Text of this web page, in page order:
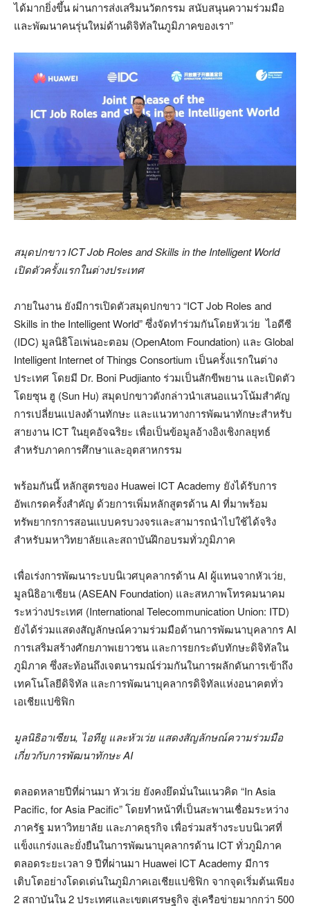
ได้มากยิ่งขึ้น ผ่านการส่งเสริมนวัตกรรม สนับสนุนความร่วมมือ
และพัฒนาคนรุ่นใหม่ด้านดิจิทัลในภูมิภาคของเรา”
สมุดปกขาวICT Job Roles and Skills in the Intelligent World
เปิดตัวครั้งแรกในต่างประเทศ
ภายในงาน ยังมีการเปิดตัวสมุดปกขาว “ICT Job Roles and
Skills in the Intelligent World” ซึ่งจัดทำร่วมกันโดยหัวเว่ย ไอดีซี
(IDC) มูลนิธิโอเพ่นอะตอม (OpenAtom Foundation) และ Global
Intelligent Internet of Things Consortium เป็นครั้งแรกในต่าง
ประเทศ โดยมี Dr. Boni Pudjianto ร่วมเป็นสักขีพยาน และเปิดตัว
โดยซุน ฮู (Sun Hu) สมุดปกขาวดังกล่าวนำเสนอแนวโน้มสำคัญ
การเปลี่ยนแปลงด้านทักษะ และแนวทางการพัฒนาทักษะสำหรับ
สายงาน ICT ในยุคอัจฉริยะ เพื่อเป็นข้อมูลอ้างอิงเชิงกลยุทธ์
สำหรับภาคการศึกษาและอุตสาหกรรม
พร้อมกันนี้ หลักสูตรของ Huawei ICT Academy ยังได้รับการ
อัพเกรดครั้งสำคัญ ด้วยการเพิ่มหลักสูตรด้าน AI ที่มาพร้อม
ทรัพยากรการสอนแบบครบวงจรและสามารถนำไปใช้ได้จริง
สำหรับมหาวิทยาลัยและสถาบันฝึกอบรมทั่วภูมิภาค
เพื่อเร่งการพัฒนาระบบนิเวศบุคลากรด้าน AI ผู้แทนจากหัวเว่ย,
มูลนิธิอาเซียน (ASEAN Foundation) และสหภาพโทรคมนาคม
ระหว่างประเทศ (International Telecommunication Union: ITD)
ยังได้ร่วมแสดงสัญลักษณ์ความร่วมมือด้านการพัฒนาบุคลากร AI
การเสริมสร้างศักยภาพเยาวชน และการยกระดับทักษะดิจิทัลใน
ภูมิภาค ซึ่งสะท้อนถึงเจตนารมณ์ร่วมกันในการผลักดันการเข้าถึง
เทคโนโลยีดิจิทัล และการพัฒนาบุคลากรดิจิทัลแห่งอนาคตทั่ว
เอเชียแปซิฟิก
มูลนิธิอาเซียน, ไอทียู และหัวเว่ย แสดงสัญลักษณ์ความร่วมมือ
เกี่ยวกับการพัฒนาทักษะAI
ตลอดหลายปีที่ผ่านมา หัวเว่ย ยังคงยึดมั่นในแนวคิด “In Asia
Pacific, for Asia Pacific” โดยทำหน้าที่เป็นสะพานเชื่อมระหว่าง
ภาครัฐ มหาวิทยาลัย และภาคธุรกิจ เพื่อร่วมสร้างระบบนิเวศที่
แข็งแกร่งและยั่งยืนในการพัฒนาบุคลากรด้าน ICT ทั่วภูมิภาค
ตลอดระยะเวลา 9 ปีที่ผ่านมา Huawei ICT Academy มีการ
เติบโตอย่างโดดเด่นในภูมิภาคเอเชียแปซิฟิก จากจุดเริ่มต้นเพียง
2 สถาบันใน 2 ประเทศและเขตเศรษฐกิจ สู่เครือข่ายมากกว่า 500